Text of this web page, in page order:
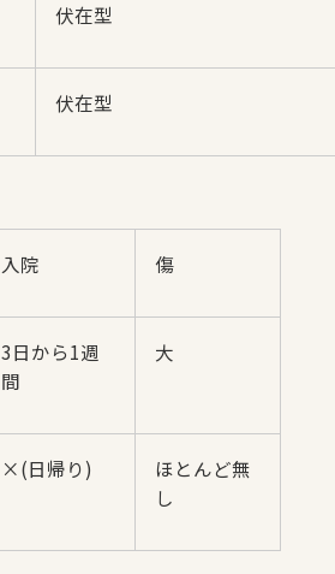
伏在型
伏在型
入院 傷
3日から1週
間
大
×(日帰り)
ほとんど無
し